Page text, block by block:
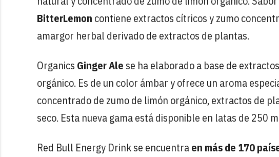
BitterLemon contiene extractos cítricos y zumo
amargor herbal derivado de extractos de plantas.
Organics Ginger Ale se ha elaborado a base de
orgánico. Es de un color ámbar y ofrece un aroma
concentrado de zumo de limón orgánico, extractos de
seco. Esta nueva gama está disponible en latas de 250
Red Bull Energy Drink se encuentraen más de 170